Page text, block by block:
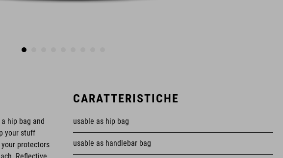
a hip bag and
your stuff
protectors
CARATTERISTICHE
usable as hip bag
usable as handlebar bag